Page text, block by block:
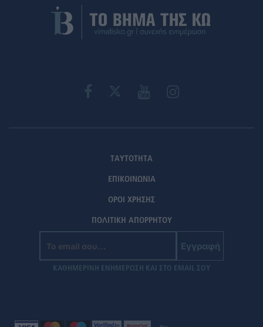
ΤΑΥΤΟΤΗΤΑ
ΕΠΙΚΟΙΝΩΝΙΑ
ΟΡΟΙ ΧΡΗΣΗΣ
ΠΟΛΙΤΙΚΗ ΑΠΟΡΡΗΤΟΥ
Εγγραφή
ΚΑΘΗΜΕΡΙΝΗ ΕΝΗΜΕΡΩΣΗ ΚΑΙ ΣΤΟ EMAIL ΣΟΥ